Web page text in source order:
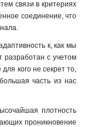
связи в критериях
соединение, что
к, как мы
разработан с учетом
кого не секрет то,
часть из нас
плотность
проникновение